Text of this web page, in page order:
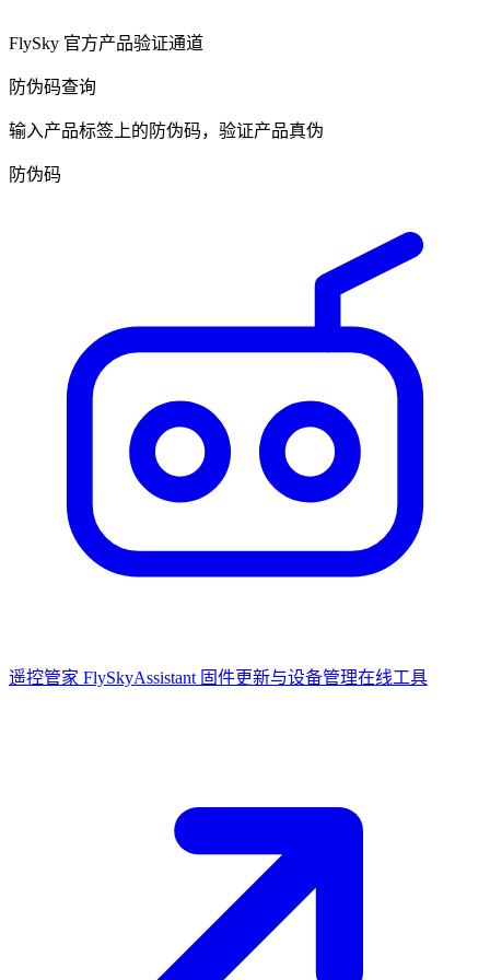
FlySky 官方产品验证通道
防伪码查询
输入产品标签上的防伪码，验证产品真伪
防伪码
遥控管家 FlySkyAssistant 固件更新与设备管理在线工具